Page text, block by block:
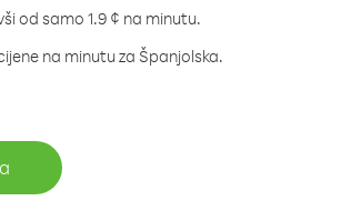
od samo 1.9 ¢ na minutu.
na minutu za Španjolska.